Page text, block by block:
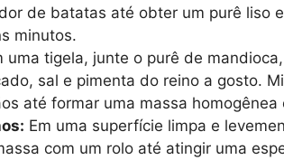
de batatas até obter um purê liso
minutos.
uma tigela, junte o purê de
sal e pimenta do reino a gosto.
até formar uma massa homogênea
Em uma superfície limpa e
com um rolo até atingir uma